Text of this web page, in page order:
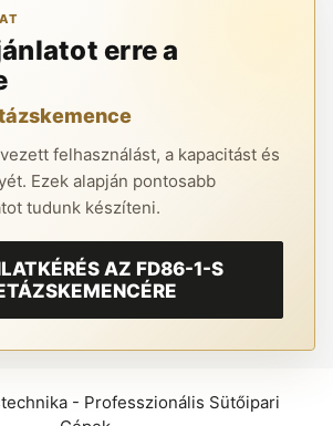
erre a
felhasználást, a kapacitást és
Ezek alapján pontosabb
tudunk készíteni.
AZ FD86-1-S
- Professzionális Sütőipari